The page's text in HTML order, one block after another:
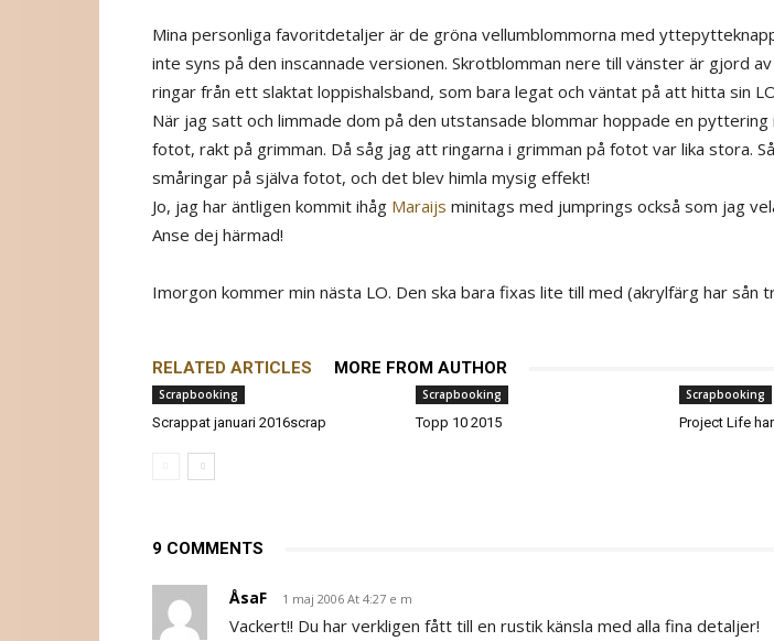
Mina personliga favoritdetaljer är de gröna vellumblommorna med
inte syns på den inscannade versionen. Skrotblomman nere till vänster är gjord
ringar från ett slaktat loppishalsband, som bara legat och väntat på att hitta sin
När jag satt och limmade dom på den utstansade blommar hoppade en pyttering
fotot, rakt på grimman. Då såg jag att ringarna i grimman på fotot var lika stora.
småringar på själva fotot, och det blev himla mysig effekt!
Jo, jag har äntligen kommit ihåg Maraijs minitags med jumprings också som jag
Anse dej härmad!
Imorgon kommer min nästa LO. Den ska bara fixas lite till med (akrylfärg har sån
RELATED ARTICLES MORE FROM AUTHOR
Scrapbooking
Scrappat januari 2016scrap
Scrapbooking
Topp 10 2015
Scrapbooking
Project Life
9 COMMENTS
ÅsaF 1 maj 2006 At 4:27 e m
Vackert!! Du har verkligen fått till en rustik känsla med alla fina detaljer!